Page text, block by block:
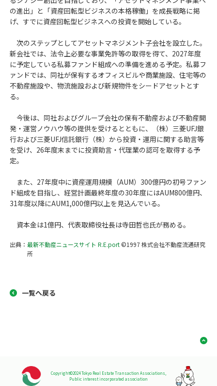
の進出」と「資産回転型ビジネスの本格稼働」を成長戦略に掲
げ、すでに資産回転型ビジネスへの投資を開始している。
次のステップとしてアセットマネジメント子会社を設立した。
新会社では、法令上必要な事業免許等の取得を得て、2027年度
に予定している私募ファンド組成への準備を進める予定。私募フ
ァンドでは、同社が保有するオフィスビルや商業施設、住宅等の
不動産施設や、物流施設および新規物件をシードアセットとす
る。
今後は、同社およびグループ会社の保有不動産および不動産開
発・運営ノウハウ等の提供を受けるとともに、（株）三菱UFJ銀
行および三菱UFJ信託銀行（株）から投資・運用に関する助言等
を受け、26年度末までに投資助言・代理業の認可を取得する予
定。
また、27年度中に資産運用規模（AUM）300億円の初号ファン
ド組成を目指し、経営計画最終年度の30年度にはAUM800億円、
31年度以降にAUM1,000億円以上を見込んでいる。
資本金は1億円、代表取締役社長は寺田哲也氏が務める。
出典： 最新不動産ニュースサイト R.E.port ©1997 株式会社不動産流通研究
所
一覧へ戻る
Copyright©2024 Tokyo Real Estate Transaction Associations,
Public interest incorporated association